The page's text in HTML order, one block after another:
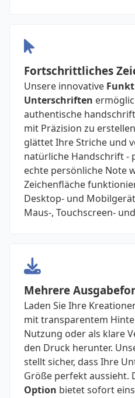
Fortschrittliches
Unsere innovative
Unterschriften
authentische
mit Präzision zu
glättet Ihre Striche und
natürliche Handschrift -
echte persönliche Note
Zeichenfläche
Desktop- und
Maus-, Touchscreen-
Mehrere
Laden Sie Ihre
mit transparentem
Nutzung oder als klare
den Druck herunter.
stellt sicher, dass Ihre
Größe perfekt aussieht.
Option bietet sofort